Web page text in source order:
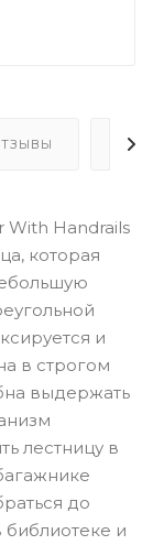
With Handrails
которая
и
в строгом
выдержать
лестницу в
до
библиотеке и